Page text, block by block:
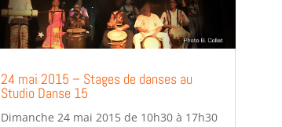
24 mai 2015 – Stages de danses au
Studio Danse 15
Dimanche 24 mai 2015 de 10h30 à 17h30